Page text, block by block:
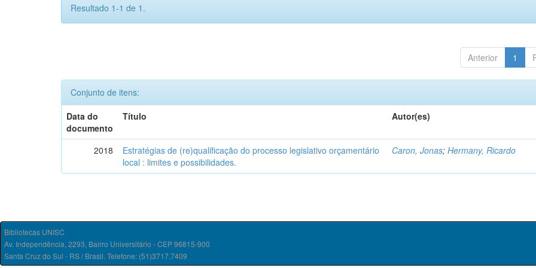
Resultado 1-1 de 1.
Anterior 1
Conjunto de itens:
Data do
documento
Título Autor(es)
2018
Estratégias de (re)qualificação do processo legislativo orçamentário
local : limites e possibilidades.
Caron, Jonas;Hermany, Ricardo
Bibliotecas UNISC
Av. Independência, 2293, Bairro Universitário - CEP 96815-900
Santa Cruz do Sul - RS / Brasil. Telefone: (51)3717.7409